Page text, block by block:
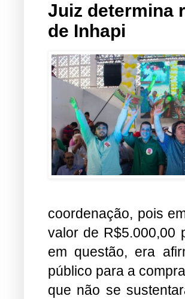
Juiz determina
de Inhapi
coordenação, pois
valor de R$5.000,00
em questão, era
público para a
que não se